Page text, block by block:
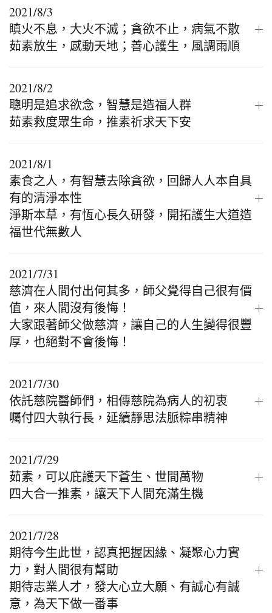
2021/8/3
瞋火不息，大火不滅；貪欲不止，病氣不散
茹素放生，感動天地；善心護生，風調雨順
2021/8/2
聰明是追求欲念，智慧是造福人群
茹素救度眾生命，推素祈求天下安
2021/8/1
素食之人，有智慧去除貪欲，回歸人人本自具
有的清淨本性
淨斯本草，有恆心長久研發，開拓護生大道造
福世代無數人
2021/7/31
慈濟在人間付出何其多，師父覺得自己很有價
值，來人間沒有後悔！
大家跟著師父做慈濟，讓自己的人生變得很豐
厚，也絕對不會後悔！
2021/7/30
依託慈院醫師們，相傳慈院為病人的初衷
囑付四大執行長，延續靜思法脈粽串精神
2021/7/29
茹素，可以庇護天下蒼生、世間萬物
四大合一推素，讓天下人間充滿生機
2021/7/28
期待今生此世，認真把握因緣、凝聚心力實
力，對人間很有幫助
期待志業人才，發大心立大願、有誠心有誠
意，為天下做一番事